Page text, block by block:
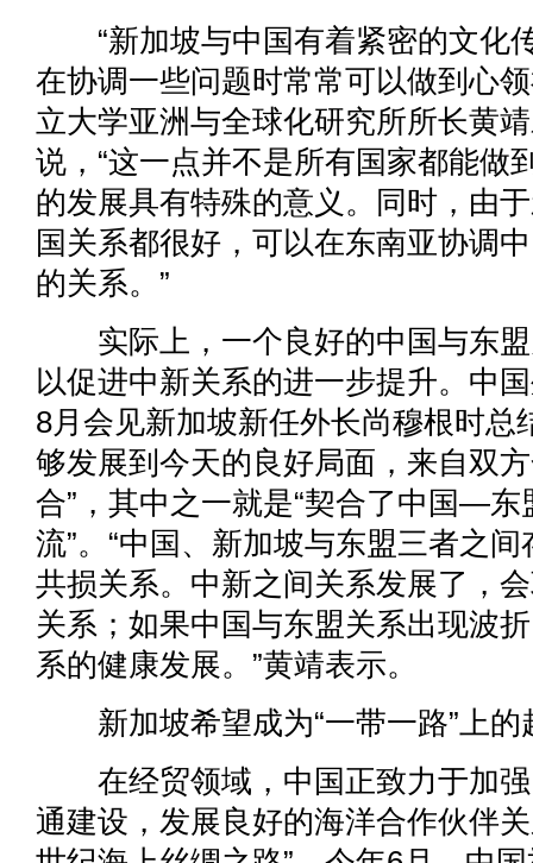
“新加坡与中国有着紧密的文化
在协调一些问题时常常可以做到心
立大学亚洲与全球化研究所所长黄
说，“这一点并不是所有国家都能做
的发展具有特殊的意义。同时，由
国关系都很好，可以在东南亚协调
的关系。”
实际上，一个良好的中国与东盟
以促进中新关系的进一步提升。中
8月会见新加坡新任外长尚穆根时总
够发展到今天的良好局面，来自双
合”，其中之一就是“契合了中国—东
流”。“中国、新加坡与东盟三者之
共损关系。中新之间关系发展了，
关系；如果中国与东盟关系出现波
系的健康发展。”黄靖表示。
新加坡希望成为“一带一路”上的
在经贸领域，中国正致力于加强
通建设，发展良好的海洋合作伙伴